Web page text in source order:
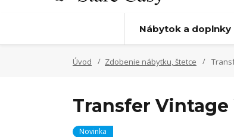
Nábytok a doplnky
Úvod Zdobenie nábytku, štetce
Transfer
Novinka